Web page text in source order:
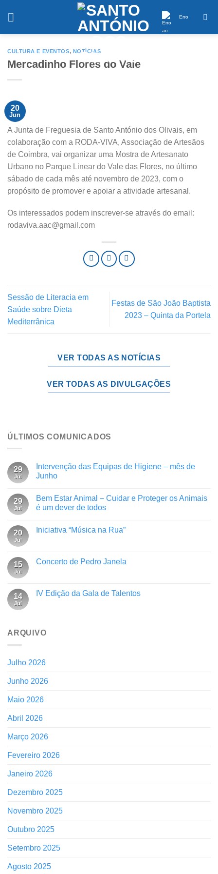
Erro
CULTURA E EVENTOS, NOTÍCIAS
Mercadinho Flores do Vale
20
Jun
A Junta de Freguesia de Santo António dos Olivais, em
colaboração com a RODA-VIVA, Associação de Artesãos
de Coimbra, vai organizar uma Mostra de Artesanato
Urbano no Parque Linear do Vale das Flores, no último
sábado de cada mês até novembro de 2023, com o
propósito de promover e apoiar a atividade artesanal.
Os interessados podem inscrever-se através do email:
rodaviva.aac@gmail.com
Sessão de Literacia em
Saúde sobre Dieta
Mediterrânica
Festas de São João Baptista
2023 – Quinta da Portela
VER TODAS AS NOTÍCIAS
VER TODAS AS DIVULGAÇÕES
ÚLTIMOS COMUNICADOS
29
Jul
Intervenção das Equipas de Higiene – mês de
Junho
29
Jul
Bem Estar Animal – Cuidar e Proteger os Animais
é um dever de todos
20
Jul
Iniciativa “Música na Rua”
15
Jul
Concerto de Pedro Janela
14
Jul
IV Edição da Gala de Talentos
ARQUIVO
Julho 2026
Junho 2026
Maio 2026
Abril 2026
Março 2026
Fevereiro 2026
Janeiro 2026
Dezembro 2025
Novembro 2025
Outubro 2025
Setembro 2025
Agosto 2025